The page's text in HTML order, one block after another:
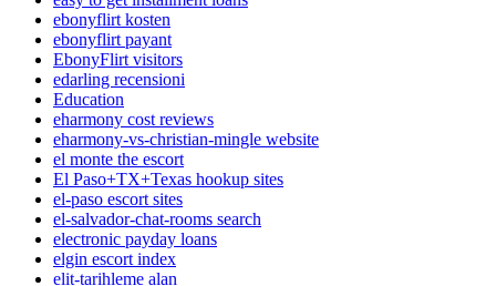
ebonyflirt kosten
ebonyflirt payant
EbonyFlirt visitors
edarling recensioni
Education
eharmony cost reviews
eharmony-vs-christian-mingle website
el monte the escort
El Paso+TX+Texas hookup sites
el-paso escort sites
el-salvador-chat-rooms search
electronic payday loans
elgin escort index
elit-tarihleme alan